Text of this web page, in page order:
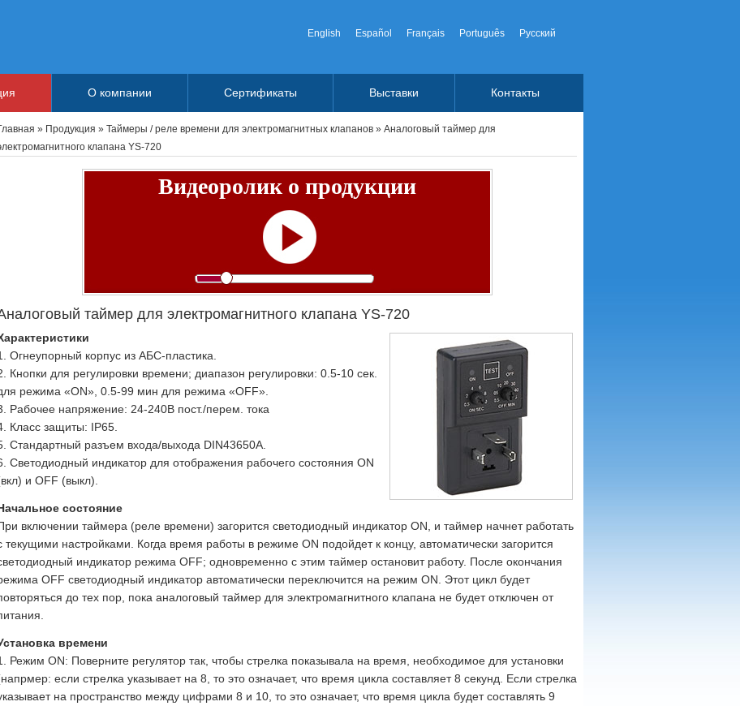
English Español Français Português Русский
О компании Сертификаты Выставки Контакты
» Продукция » Таймеры / реле времени для электромагнитных клапанов » Аналоговый таймер для
клапана YS-720
Видеоролик о продукции
таймер для электромагнитного клапана YS-720
Огнеупорный корпус из АБС-пластика.
Кнопки для регулировки времени; диапазон регулировки: 0.5-10 сек.
режима «ON», 0.5-99 мин для режима «OFF».
Рабочее напряжение: 24-240В пост./перем. тока
Класс защиты: IP65.
Стандартный разъем входа/выхода DIN43650A.
Светодиодный индикатор для отображения рабочего состояния ON
и OFF (выкл).
состояние
включении таймера (реле времени) загорится светодиодный индикатор ON, и таймер начнет работать
текущими настройками. Когда время работы в режиме ON подойдет к концу, автоматически загорится
индикатор режима OFF; одновременно с этим таймер остановит работу. После окончания
OFF светодиодный индикатор автоматически переключится на режим ON. Этот цикл будет
до тех пор, пока аналоговый таймер для электромагнитного клапана не будет отключен от
времени
Режим ON: Поверните регулятор так, чтобы стрелка показывала на время, необходимое для установки
если стрелка указывает на 8, то это означает, что время цикла составляет 8 секунд. Если стрелка
на пространство между цифрами 8 и 10, то это означает, что время цикла будет составлять 9